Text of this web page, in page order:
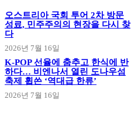
오스트리아 국회 투어 2차 방문
성료, 민주주의의 현장을 다시 찾
다
2026년 7월 16일
K-POP 선율에 춤추고 한식에 반
하다… 비엔나서 열린 도나우섬
축제 휩쓴 ‘역대급 한류’
2026년 7월 16일